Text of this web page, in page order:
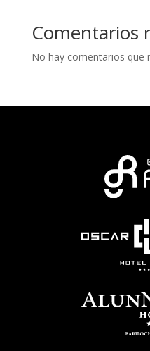
Comentarios
No hay comentarios que